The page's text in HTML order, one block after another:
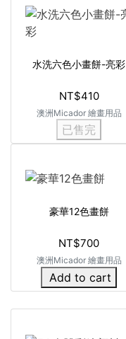
水洗六色小畫餅-亮彩
NT$410
澳洲Micador 繪畫用品
已售完
豪華12色畫餅
NT$700
澳洲Micador 繪畫用品
Add to cart